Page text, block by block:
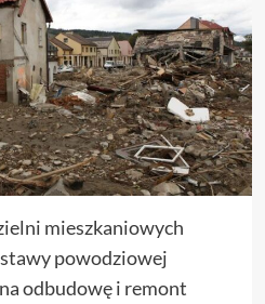
mieszkaniowych
powodziowej
odbudowę i remont